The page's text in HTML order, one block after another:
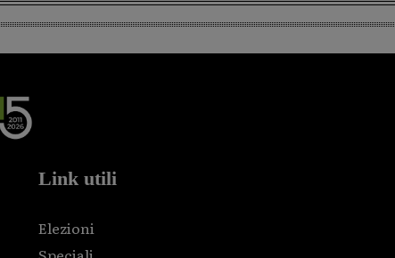
Link utili
Elezioni